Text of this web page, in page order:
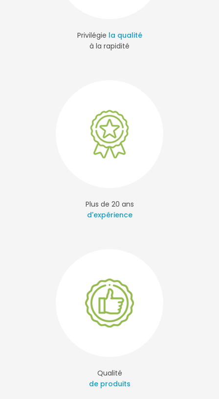
Privilégie la qualité
à la rapidité
Plus de 20 ans
d'expérience
Qualité
de produits